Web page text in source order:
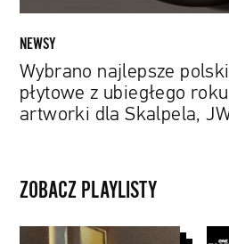
dla
Skalpela,
BC
EABS
NEWSY
Wybrano najlepsze
płytowe z ubiegłego
artworki dla Skalpela,
ZOBACZ PLAYLISTY
Original